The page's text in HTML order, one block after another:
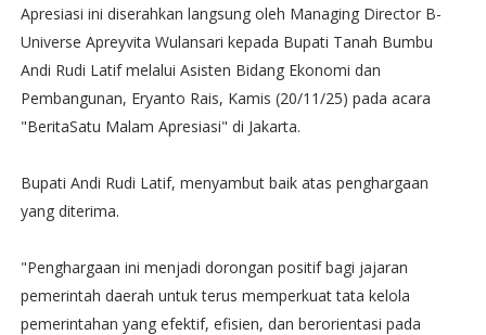
Apresiasi ini diserahkan langsung oleh Managing Director B-
Universe Apreyvita Wulansari kepada Bupati Tanah Bumbu
Andi Rudi Latif melalui Asisten Bidang Ekonomi dan
Pembangunan, Eryanto Rais, Kamis (20/11/25) pada acara
"BeritaSatu Malam Apresiasi" di Jakarta.
Bupati Andi Rudi Latif, menyambut baik atas penghargaan
yang diterima.
"Penghargaan ini menjadi dorongan positif bagi jajaran
pemerintah daerah untuk terus memperkuat tata kelola
pemerintahan yang efektif, efisien, dan berorientasi pada